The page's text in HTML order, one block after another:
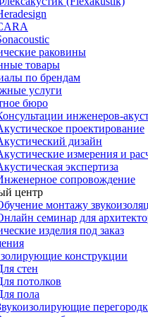
раковины
товары
по брендам
услуги
бюро
инженеров-
проектирование
дизайн
измерения и
экспертиза
сопровождение
центр
монтажу
семинар для
изделия под заказ
конструкции
стен
потолков
пола